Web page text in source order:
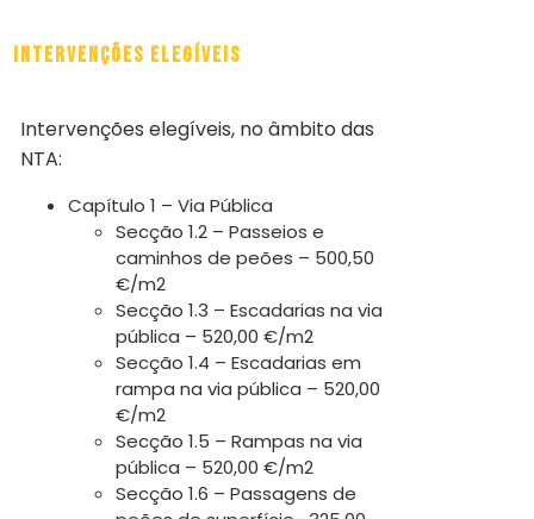
Intervenções Elegíveis
Intervenções elegíveis, no âmbito das
NTA:
Capítulo 1 – Via Pública
Secção 1.2 – Passeios e
caminhos de peões – 500,50
€/m2
Secção 1.3 – Escadarias na via
pública – 520,00 €/m2
Secção 1.4 – Escadarias em
rampa na via pública – 520,00
€/m2
Secção 1.5 – Rampas na via
pública – 520,00 €/m2
Secção 1.6 – Passagens de